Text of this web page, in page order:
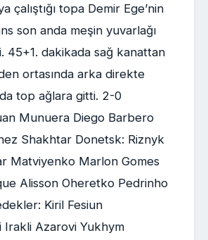
çalıştığı topa Demir Ege’nin
son anda meşin yuvarlağı
45+1. dakikada sağ kanattan
ortasında arka direkte
top ağlara gitti. 2-0
Munuera Diego Barbero
Shakhtar Donetsk: Riznyk
Matviyenko Marlon Gomes
Alisson Oheretko Pedrinho
Kiril Fesiun
Irakli Azarovi Yukhym